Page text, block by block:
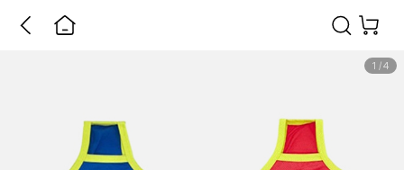
1 /4